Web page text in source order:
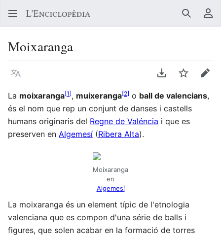
Buscar
Moixaranga
Llegir en un atre idioma Descarregar en
Vigilar
La moixaranga[1], muixeranga[2] o ball de valencians,
és el nom que rep un conjunt de danses i castells
humans originaris del Regne de Valéncia i que es
preserven en Algemesí (Ribera Alta).
Moixaranga
en
Algemesí
La moixaranga és un element típic de l'etnologia
valenciana que es compon d'una série de balls i
figures, que solen acabar en la formació de torres